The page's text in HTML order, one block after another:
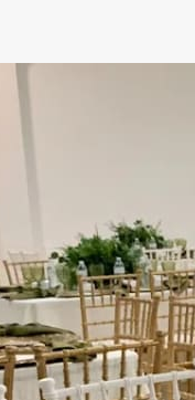
y hacer de tu